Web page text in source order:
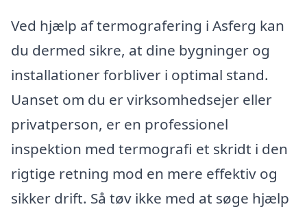
Ved hjælp af termografering i Asferg kan
du dermed sikre, at dine bygninger og
installationer forbliver i optimal stand.
Uanset om du er virksomhedsejer eller
privatperson, er en professionel
inspektion med termografi et skridt i den
rigtige retning mod en mere effektiv og
sikker drift. Så tøv ikke med at søge hjælp